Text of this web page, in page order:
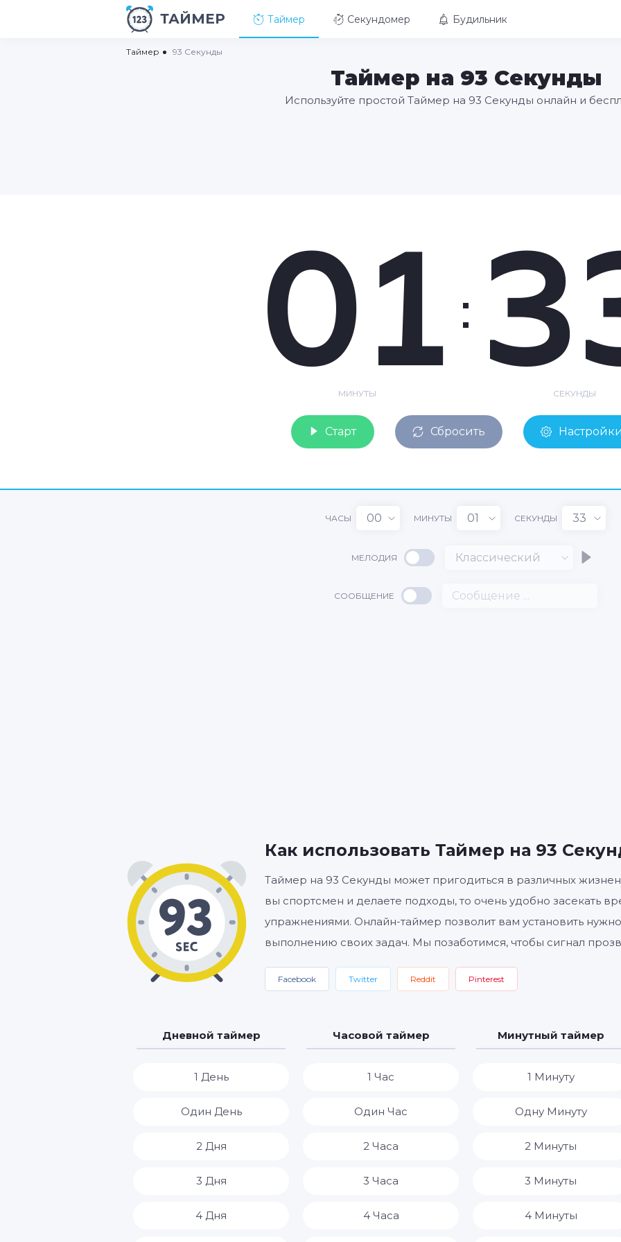
ТАЙМЕР Таймер Секундомер Будильник
Таймер 93 Секунды
Таймер на 93 Секунды
Используйте простой Таймер на 93 Секунды онлайн и
01
МИНУТЫ
:
СЕКУНДЫ
Старт Сбросить
ЧАСЫ 00 МИНУТЫ 01 СЕКУНДЫ 33
МЕЛОДИЯ Классический
СООБЩЕНИЕ
Как использовать Таймер на 93
Таймер на 93 Секунды может пригодиться в различных
вы спортсмен и делаете подходы, то очень удобно засекать
упражнениями. Онлайн-таймер позволит вам установить
выполнению своих задач. Мы позаботимся, чтобы сигнал
Facebook Twitter Reddit Pinterest
Дневной таймер
1 День
Один День
2 Дня
3 Дня
4 Дня
Часовой таймер
1 Час
Один Час
2 Часа
3 Часа
4 Часа
Минутный таймер
1 Минуту
Одну Минуту
2 Минуты
3 Минуты
4 Минуты
01